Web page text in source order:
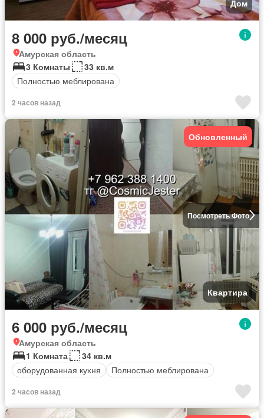
Дом
8 000 руб./месяц
Амурская область
3 Комнаты
33 кв.м
Полностью меблирована
2 часов назад
Посмотреть Фото
Обновленный
Квартира
6 000 руб./месяц
Амурская область
1 Комната
34 кв.м
оборудованная кухня
Полностью меблирована
2 часов назад